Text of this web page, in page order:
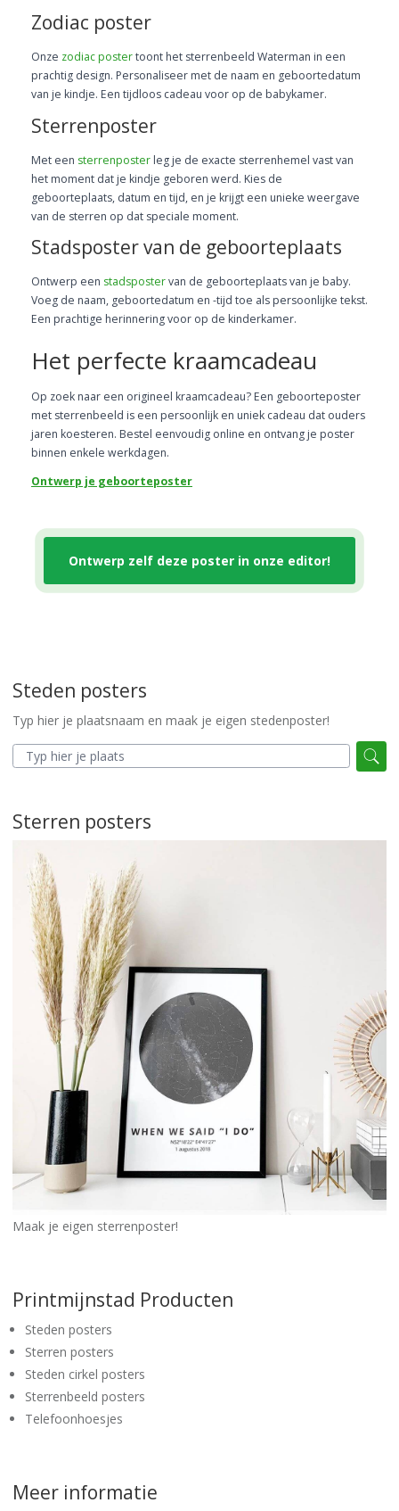
Zodiac poster
Onze zodiac postertoont het sterrenbeeld Waterman in een
prachtig design. Personaliseer met de naam en geboortedatum
van je kindje. Een tijdloos cadeau voor op de babykamer.
Sterrenposter
Met een sterrenposter leg je de exacte sterrenhemel vast van
het moment dat je kindje geboren werd. Kies de
geboorteplaats, datum en tijd, en je krijgt een unieke weergave
van de sterren op dat speciale moment.
Stadsposter van de geboorteplaats
Ontwerp een stadspostervan de geboorteplaats van je baby.
Voeg de naam, geboortedatum en -tijd toe als persoonlijke tekst.
Een prachtige herinnering voor op de kinderkamer.
Het perfecte kraamcadeau
Op zoek naar een origineel kraamcadeau? Een geboorteposter
met sterrenbeeld is een persoonlijk en uniek cadeau dat ouders
jaren koesteren. Bestel eenvoudig online en ontvang je poster
binnen enkele werkdagen.
Ontwerp je geboorteposter
Ontwerp zelf deze poster in onze editor!
Steden posters
Typ hier je plaatsnaam en maak je eigen stedenposter!
Sterren posters
Maak je eigen sterrenposter!
Printmijnstad Producten
Steden posters
Sterren posters
Steden cirkel posters
Sterrenbeeld posters
Telefoonhoesjes
Meer informatie